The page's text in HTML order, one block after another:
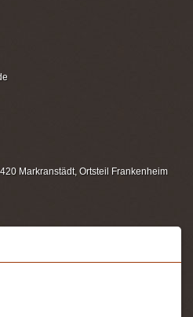
Markranstädt, Ortsteil Frankenheim